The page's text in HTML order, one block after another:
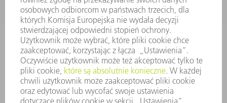
KONTAKT
Dział Części Zamiennych i Narzędzi
48225753936
8.00 - 17.00
czesci.zamienne@trumpf.com